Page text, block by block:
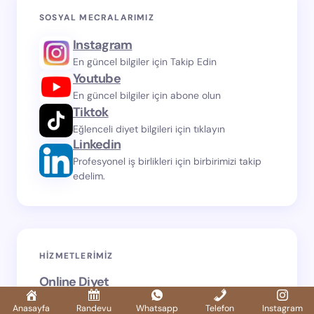
SOSYAL MECRALARIMIZ
Instagram
En güncel bilgiler için Takip Edin
Youtube
En güncel bilgiler için abone olun
Tiktok
Eğlenceli diyet bilgileri için tıklayın
Linkedin
Profesyonel iş birlikleri için birbirimizi takip
edelim.
HIZMETLERIMIZ
Online Diyet
Dünyanın neresinde olursanız olun, online diyet
Anasayfa Randevu Whatsapp Telefon Instagram